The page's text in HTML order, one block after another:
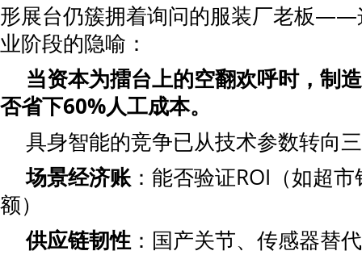
形展台仍簇拥着询问的服装厂老板——
业阶段的隐喻：
当资本为擂台上的空翻欢呼时，制
否省下60%人工成本。
具身智能的竞争已从技术参数转向
场景经济账 ：能否验证ROI（如超
额）
供应链韧性：国产关节、传感器替